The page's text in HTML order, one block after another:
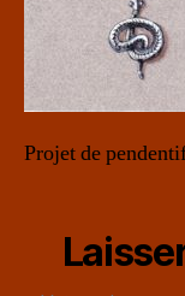
Projet de